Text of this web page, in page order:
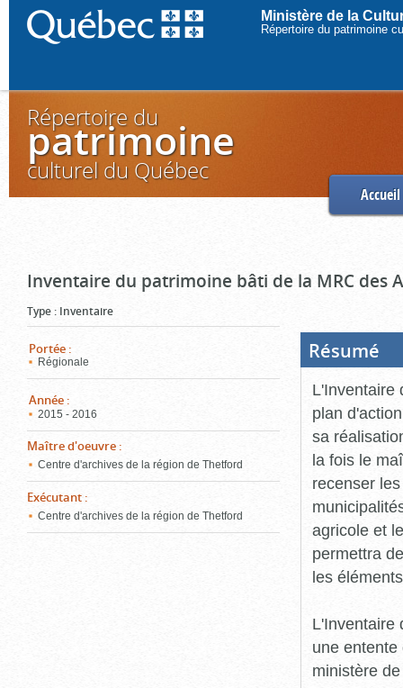
Ministère de la
Répertoire du patrimoine
Répertoire du
patrimoine
culturel du Québec
Accueil
Inventaire du patrimoine bâti de la MRC des
Type : Inventaire
Portée :
Régionale
Année :
2015 - 2016
Maître d'oeuvre :
Centre d'archives de la région de Thetford
Exécutant :
Centre d'archives de la région de Thetford
Résumé
L'Inventaire
plan
sa
la fois le
recenser
agricole et
permettra
les
L'Inventaire
une
ministère